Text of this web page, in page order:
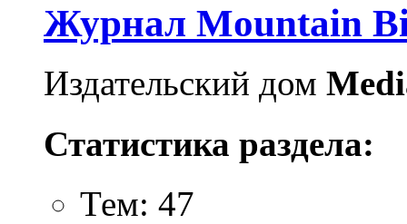
Журнал Mountain
Издательский дом
Статистика раздела:
Тем: 47